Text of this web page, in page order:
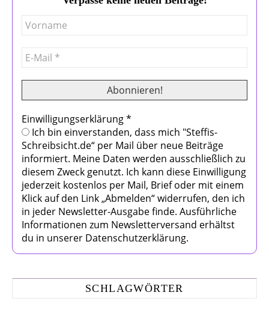
Einwilligungserklärung*
Ich bin einverstanden, dass mich "Steffis-
Schreibsicht.de“ per Mail über neue Beiträge
informiert. Meine Daten werden ausschließlich zu
diesem Zweck genutzt. Ich kann diese Einwilligung
jederzeit kostenlos per Mail, Brief oder mit einem
Klick auf den Link „Abmelden“ widerrufen, den ich
in jeder Newsletter-Ausgabe finde. Ausführliche
Informationen zum Newsletterversand erhältst
du in unserer Datenschutzerklärung.
SCHLAGWÖRTER